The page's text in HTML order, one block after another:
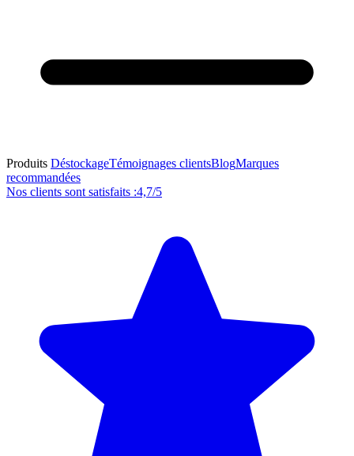
Produits DéstockageTémoignages clientsBlogMarques
recommandées
Nos clients sont satisfaits :4,7/5